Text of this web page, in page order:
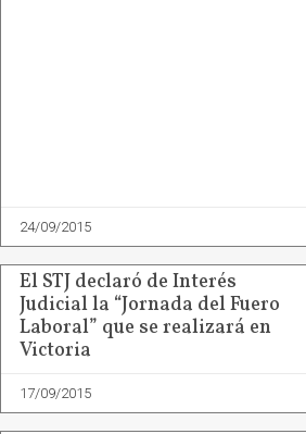
24/09/2015
El STJ declaró de Interés
Judicial la “Jornada del Fuero
Laboral” que se realizará en
Victoria
17/09/2015